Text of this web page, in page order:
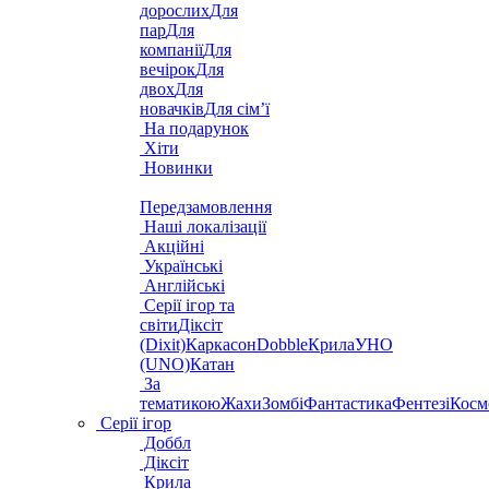
дорослихДля
парДля
компаніїДля
вечірокДля
двохДля
новачківДля сім’ї
На подарунок
Хіти
Новинки
Передзамовлення
Наші локалізації
Акційні
Українські
Англійські
Серії ігор та
світиДіксіт
(Dixit)КаркасонDobbleКрилаУНО
(UNO)Катан
За
тематикоюЖахиЗомбіФантастикаФентезі
Серії ігор
Доббл
Діксіт
Крила